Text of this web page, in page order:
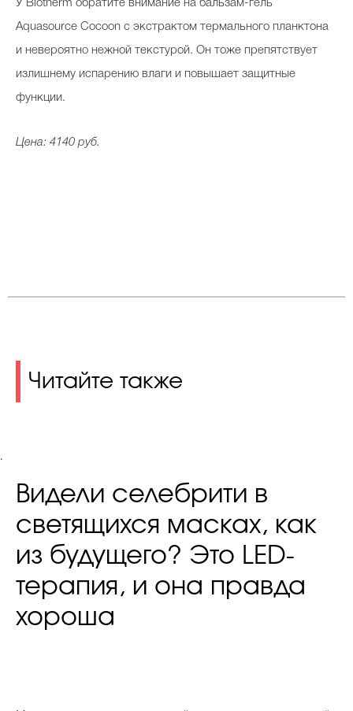
У Biotherm обратите внимание на бальзам-гель
Aquasource Cocoon с экстрактом термального планктона
и невероятно нежной текстурой. Он тоже препятствует
излишнему испарению влаги и повышает защитные
функции.
Цена: 4140 руб.
Читайте также
.
Видели селебрити в
светящихся масках, как
из будущего? Это LED-
терапия, и она правда
хороша